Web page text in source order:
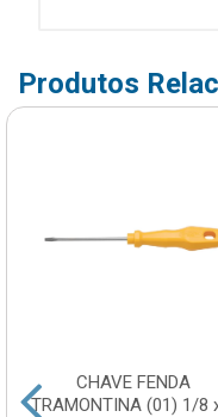
Produtos
CHAVE FENDA
TRAMONTINA (01) 1/8